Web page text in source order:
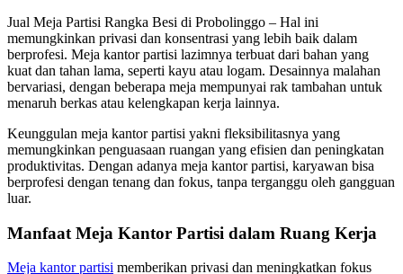
Jual Meja Partisi Rangka Besi di Probolinggo – Hal ini
memungkinkan privasi dan konsentrasi yang lebih baik dalam
berprofesi. Meja kantor partisi lazimnya terbuat dari bahan yang
kuat dan tahan lama, seperti kayu atau logam. Desainnya malahan
bervariasi, dengan beberapa meja mempunyai rak tambahan untuk
menaruh berkas atau kelengkapan kerja lainnya.
Keunggulan meja kantor partisi yakni fleksibilitasnya yang
memungkinkan penguasaan ruangan yang efisien dan peningkatan
produktivitas. Dengan adanya meja kantor partisi, karyawan bisa
berprofesi dengan tenang dan fokus, tanpa terganggu oleh gangguan
luar.
Manfaat Meja Kantor Partisi dalam Ruang Kerja
Meja kantor partisi memberikan privasi dan meningkatkan fokus